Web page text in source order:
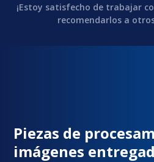
¡Estoy satisfecho de trabajar
recomendarlos a
Piezas de
imágenes